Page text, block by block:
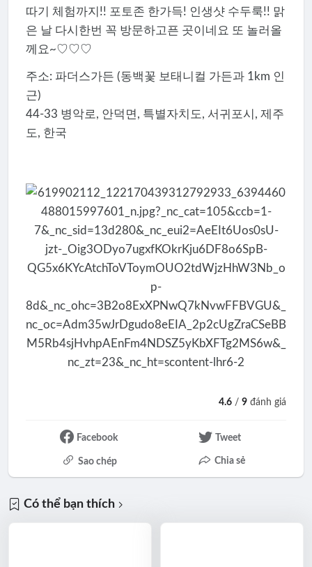
따기 체험까지!! 포토존 한가득! 인생샷 수두룩!! 맑
은 날 다시한번 꼭 방문하고픈 곳이네요 또 놀러올
께요~♡♡♡
주소: 파더스가든 (동백꽃 보태니컬 가든과 1km 인
근)
44-33 병악로, 안덕면, 특별자치도, 서귀포시, 제주
도, 한국
4.6 /9 đánh giá
Facebook Tweet
Sao chép Chia sẻ
Có thể bạn thích